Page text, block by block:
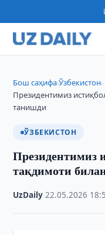
Бош саҳифа›Ўзбекистон›
Президентимиз
танишди
ЎЗБЕКИСТОН
Президентимиз
тақдимоти
UzDaily ·22.05.2026